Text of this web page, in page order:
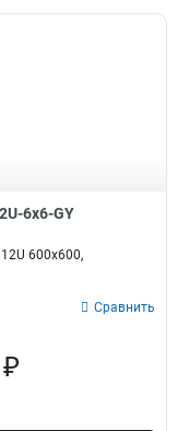
6x6-GY
600x600,
Сравнить